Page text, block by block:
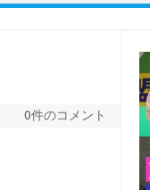
0件のコメント